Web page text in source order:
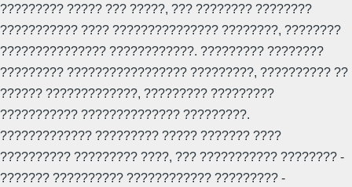
????????? ????? ??? ?????, ??? ???????? ????????
??????????? ???? ??????????????? ????????, ????????
??????????????? ????????????. ????????? ????????
????????? ????????????????? ?????????, ?????????? ??
?????? ?????????????, ????????? ?????????
??????????? ?????????????? ?????????.
????????????? ????????? ????? ??????? ????
?????????? ????????? ????, ??? ??????????? ???????? -
??????? ?????????? ???????????? ????????? -